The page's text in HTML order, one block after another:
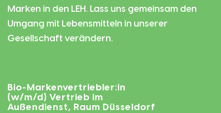
Marken in den LEH. Lass uns gemeinsam den
Umgang mit Lebensmitteln in unserer
Gesellschaft verändern.
Bio-Markenvertriebler:in
(w/m/d) Vertrieb im
Außendienst, Raum Düsseldorf